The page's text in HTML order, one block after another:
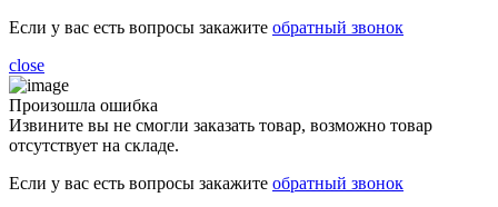
Если у вас есть вопросы закажите обратный звонок
close
Произошла ошибка
Извините вы не смогли заказать товар, возможно товар
отсутствует на складе.
Если у вас есть вопросы закажите обратный звонок